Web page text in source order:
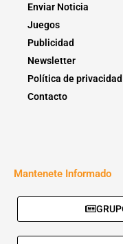
Enviar Noticia
Juegos
Publicidad
Newsletter
Política de privacidad
Contacto
Mantenete Informado